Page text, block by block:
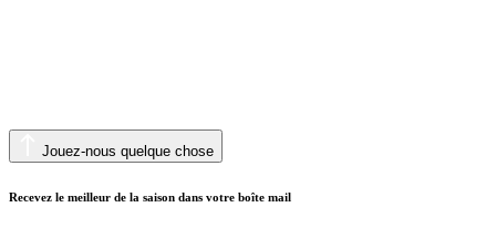
Jouez-nous quelque chose
Recevez le meilleur de la saison dans votre boîte mail